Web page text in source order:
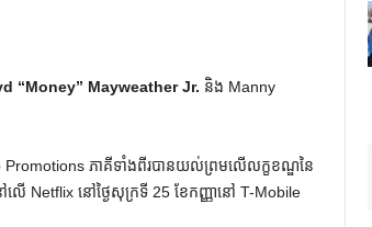
“Money” Mayweather Jr. និង Manny
ភាគីទាំងពីរបានយល់ព្រមលើលក្ខខណ្ឌនៃ
ៅលើ Netflix នៅថ្ងៃសុក្រទី 25 ខែកញ្ញានៅ T-Mobile